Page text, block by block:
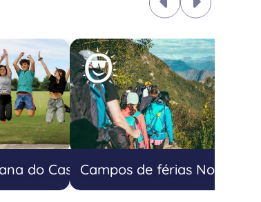
do CasteloCampos de férias Norte